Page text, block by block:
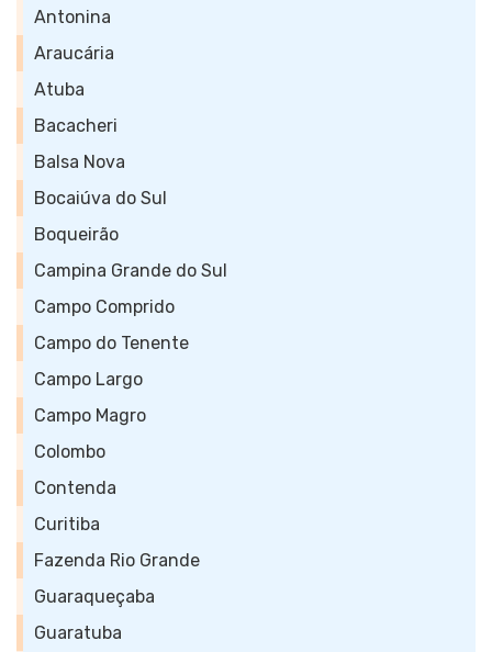
Antonina
Araucária
Atuba
Bacacheri
Balsa Nova
Bocaiúva do Sul
Boqueirão
Campina Grande do Sul
Campo Comprido
Campo do Tenente
Campo Largo
Campo Magro
Colombo
Contenda
Curitiba
Fazenda Rio Grande
Guaraqueçaba
Guaratuba